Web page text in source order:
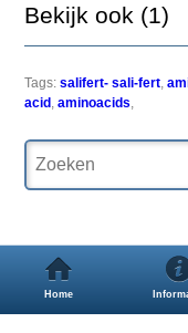
opgebouwd
lagen
van
en
lagen
aminozuren
vervullen
veel
belangrijke
Bekijk ook (1)
Tags: salifert- sali-fert,
acid ,aminoacids,
Home